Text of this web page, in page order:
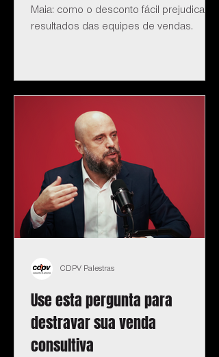
Maia: como o desconto fácil prejudica os
resultados das equipes de vendas.
Use esta pergunta para
destravar sua venda
consultiva
CDPV Palestras